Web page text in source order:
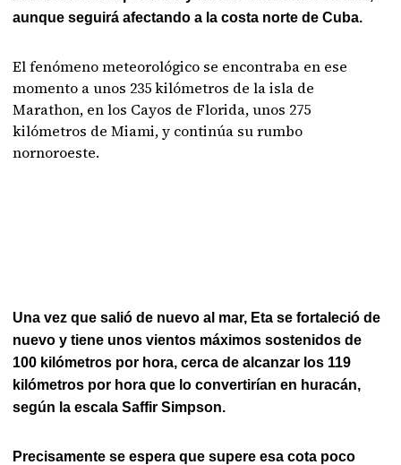
aunque seguirá afectando a la costa norte de Cuba.
El fenómeno meteorológico se encontraba en ese
momento a unos 235 kilómetros de la isla de
Marathon, en los Cayos de Florida, unos 275
kilómetros de Miami, y continúa su rumbo
nornoroeste.
Una vez que salió de nuevo al mar, Eta se fortaleció de
nuevo y tiene unos vientos máximos sostenidos de
100 kilómetros por hora, cerca de alcanzar los 119
kilómetros por hora que lo convertirían en huracán,
según la escala Saffir Simpson.
Precisamente se espera que supere esa cota poco